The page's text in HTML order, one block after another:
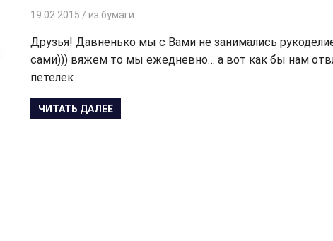
19.02.2015 Творогова Елена
из бумаги
Друзья! Давненько мы с Вами не занимались
сами))) вяжем то мы ежедневно… а вот как бы нам
петелек
ЧИТАТЬ ДАЛЕЕ